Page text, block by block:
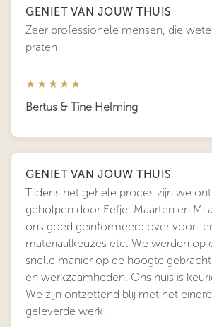
GENIET VAN JOUW THUIS
Zeer professionele mensen, die
praten
★★★★★
Bertus & Tine Helming
GENIET VAN JOUW THUIS
Tijdens het gehele proces zijn we
geholpen door Eefje, Maarten en
ons goed geïnformeerd over voor-
materiaalkeuzes etc. We werden op
snelle manier op de hoogte
en werkzaamheden. Ons huis is
We zijn ontzettend blij met het
geleverde werk!